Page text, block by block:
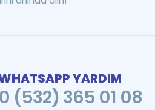
YARDIM
0 (532) 365 01 08